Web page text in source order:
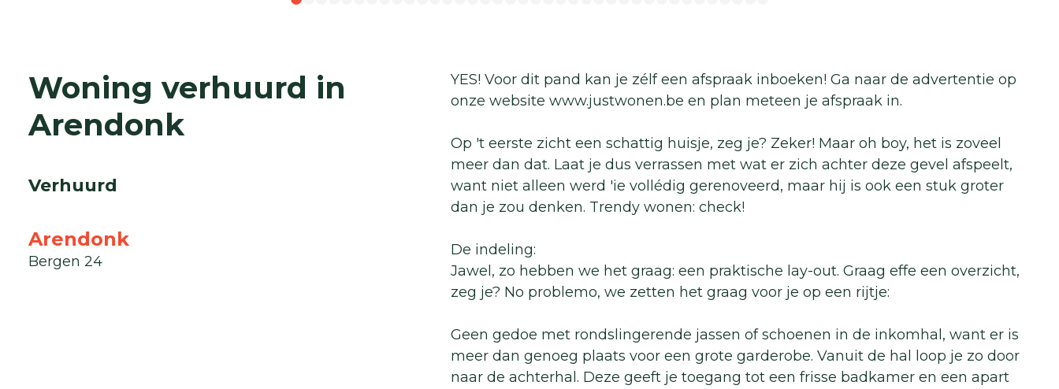
Woning verhuurd in
Arendonk
Verhuurd
Arendonk
Bergen 24
YES! Voor dit pand kan je zélf een afspraak inboeken! Ga naar de advertentie op
onze website www.justwonen.be en plan meteen je afspraak in.
Op 't eerste zicht een schattig huisje, zeg je? Zeker! Maar oh boy, het is zoveel
meer dan dat. Laat je dus verrassen met wat er zich achter deze gevel afspeelt,
want niet alleen werd 'ie vollédig gerenoveerd, maar hij is ook een stuk groter
dan je zou denken. Trendy wonen: check!
De indeling:
Jawel, zo hebben we het graag: een praktische lay-out. Graag effe een overzicht,
zeg je? No problemo, we zetten het graag voor je op een rijtje:
Geen gedoe met rondslingerende jassen of schoenen in de inkomhal, want er is
meer dan genoeg plaats voor een grote garderobe. Vanuit de hal loop je zo door
naar de achterhal. Deze geeft je toegang tot een frisse badkamer en een apart